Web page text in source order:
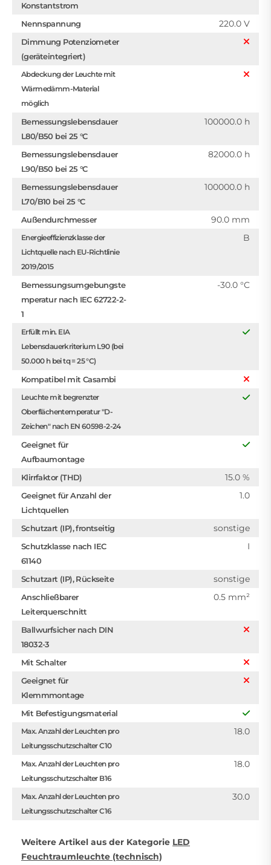
Konstantstrom
Nennspannung 220.0 V
Dimmung Potenziometer
(geräteintegriert)
Abdeckung der Leuchte mit
Wärmedämm-Material
möglich
Bemessungslebensdauer
L80/B50 bei 25 °C
100000.0 h
Bemessungslebensdauer
L90/B50 bei 25 °C
82000.0 h
Bemessungslebensdauer
L70/B10 bei 25 °C
100000.0 h
Außendurchmesser 90.0 mm
Energieeffizienzklasse der
Lichtquelle nach EU-Richtlinie
2019/2015
B
Bemessungsumgebungste
mperatur nach IEC 62722-2-
1
-30.0 °C
Erfüllt min. EIA
Lebensdauerkriterium L90 (bei
50.000 h bei tq = 25 °C)
Kompatibel mit Casambi
Leuchte mit begrenzter
Oberflächentemperatur "D-
Zeichen" nach EN 60598-2-24
Geeignet für
Aufbaumontage
Klirrfaktor (THD)
15.0 %
Geeignet für Anzahl der
Lichtquellen
1.0
Schutzart (IP), frontseitig sonstige
Schutzklasse nach IEC
61140
I
Schutzart (IP), Rückseite sonstige
Anschließbarer
Leiterquerschnitt
0.5 mm²
Ballwurfsicher nach DIN
18032-3
Mit Schalter
Geeignet für
Klemmmontage
Mit Befestigungsmaterial
Max. Anzahl der Leuchten pro
Leitungsschutzschalter C10
18.0
Max. Anzahl der Leuchten pro
Leitungsschutzschalter B16
18.0
Max. Anzahl der Leuchten pro
Leitungsschutzschalter C16
30.0
Weitere Artikel aus der Kategorie LED
Feuchtraumleuchte (technisch)